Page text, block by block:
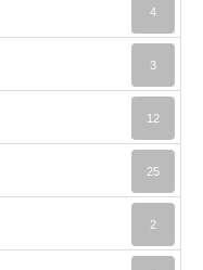
4
3
12
25
2